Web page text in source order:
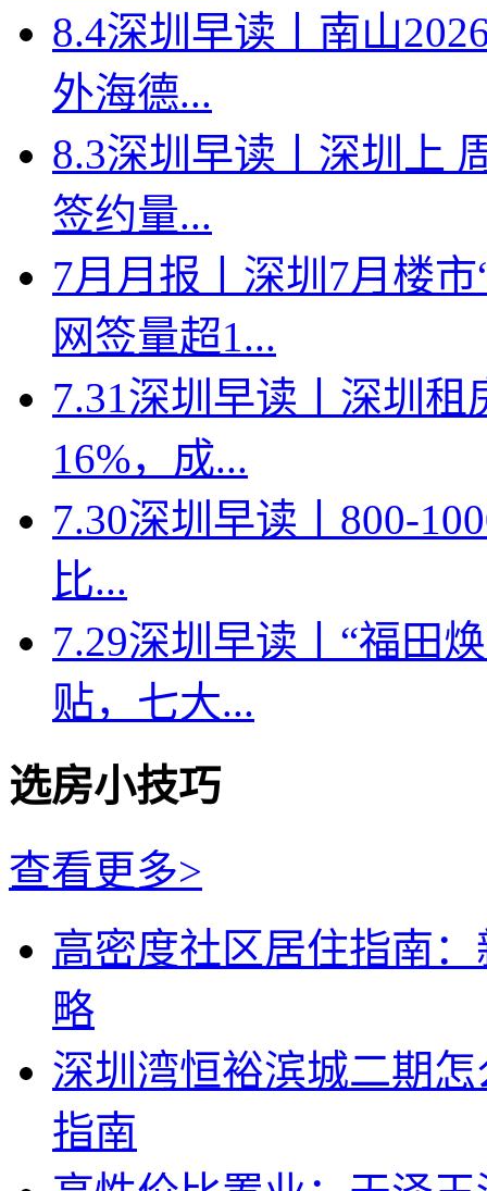
8.4深圳早读丨南山
外海德...
8.3深圳早读丨深圳上
签约量...
7月月报丨深圳7月楼
网签量超1...
7.31深圳早读丨深圳
16%，成...
7.30深圳早读丨800-
比...
7.29深圳早读丨“福田
贴，七大...
选房小技巧
查看更多>
高密度社区居住指南
略
深圳湾恒裕滨城二期
指南